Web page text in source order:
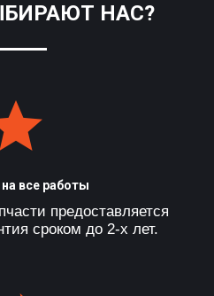
НАС?
на все работы
предоставляется
сроком до 2-х лет.